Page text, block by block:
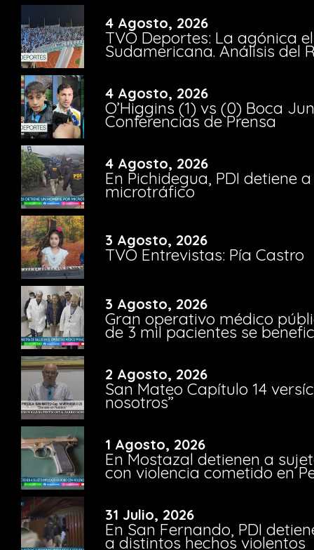
4 Agosto, 2026
TVO Deportes: La agónica
Sudamericana. Análisis del
4 Agosto, 2026
O’Higgins (1) vs (0) Boca
Conferencias de Prensa
4 Agosto, 2026
En Pichidegua, PDI detiene
microtráfico
3 Agosto, 2026
TVO Entrevistas: Pía Castro
3 Agosto, 2026
Gran operativo médico
de 3 mil pacientes se
2 Agosto, 2026
San Mateo Capítulo 14
nosotros”
1 Agosto, 2026
En Mostazal detienen a
con violencia cometido en
31 Julio, 2026
En San Fernando, PDI
a distintos hechos violentos